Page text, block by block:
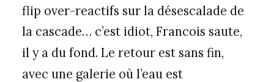
flip over-reactifs sur la désescalade de
la cascade… c’est idiot, Francois saute,
il y a du fond. Le retour est sans fin,
avec une galerie où l’eau est